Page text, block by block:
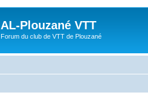
AL-Plouzané VTT
Forum du club de VTT de Plouzané